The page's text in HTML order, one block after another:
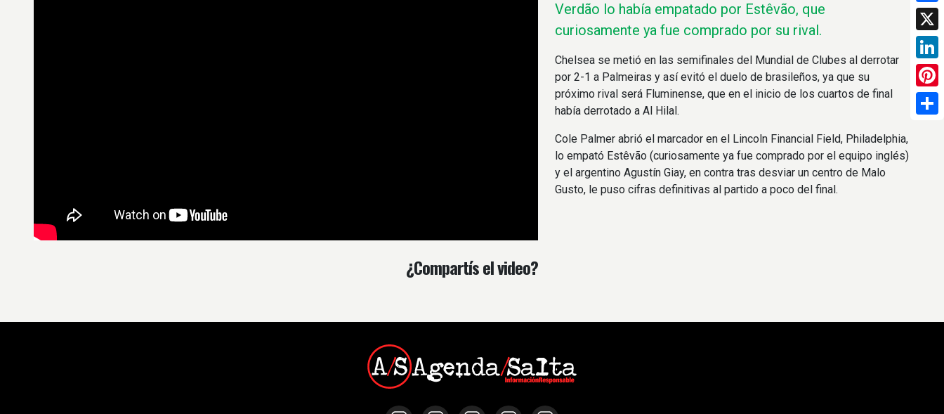
Verdão lo había empatado por Estêvão, que
curiosamente ya fue comprado por su rival.
Chelsea se metió en las semifinales del Mundial de Clubes al derrotar
por 2-1 a Palmeiras y así evitó el duelo de brasileños, ya que su
próximo rival será Fluminense, que en el inicio de los cuartos de final
había derrotado a Al Hilal.
Cole Palmer abrió el marcador en el Lincoln Financial Field, Philadelphia,
lo empató Estêvão (curiosamente ya fue comprado por el equipo inglés)
y el argentino Agustín Giay, en contra tras desviar un centro de Malo
Gusto, le puso cifras definitivas al partido a poco del final.
¿Compartís el video?
X